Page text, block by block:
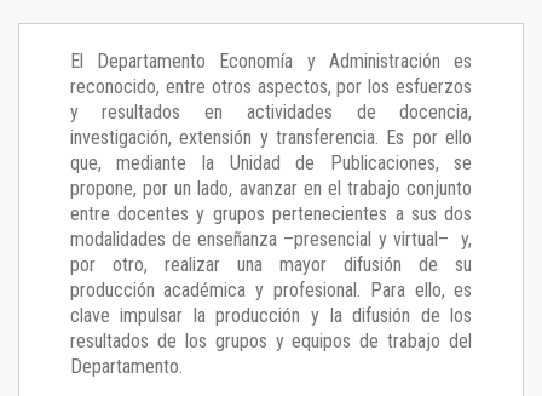
El Departamento Economía y Administración es
reconocido, entre otros aspectos, por los esfuerzos
y resultados en actividades de docencia,
investigación, extensión y transferencia. Es por ello
que, mediante la Unidad de Publicaciones, se
propone, por un lado, avanzar en el trabajo conjunto
entre docentes y grupos pertenecientes a sus dos
modalidades de enseñanza –presencial y virtual– y,
por otro, realizar una mayor difusión de su
producción académica y profesional. Para ello, es
clave impulsar la producción y la difusión de los
resultados de los grupos y equipos de trabajo del
Departamento.